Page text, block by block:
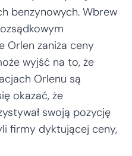
benzynowych. Wbrew
Orlen zaniża ceny
wyjść na to, że
Orlenu są
okazać, że
swoją pozycję
firmy dyktującej ceny,